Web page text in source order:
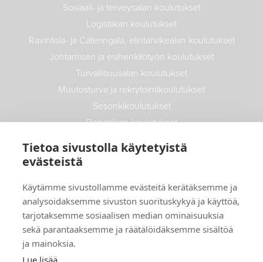
Sosiaali- ja terveysalan koulutukset
Logistiikan koulutukset
Ravintola- ja Cateringala, elintarvikealan koulutukset
Johtamisen ja esihenkilötyön koulutukset
Turvallisuusalan koulutukset
Muutosturva ja rekrytointikoulutukset
Sesonkikoulutukset
Robotiikan koulutukset
Autoalan koulutukset
Info
Uutiset
Yritys- ja opiskelijatarinat
Tietoa sivustolla käytetyistä
evästeistä
Käytämme sivustollamme evästeitä kerätäksemme ja
analysoidaksemme sivuston suorituskykyä ja käyttöä,
tarjotaksemme sosiaalisen median ominaisuuksia
sekä parantaaksemme ja räätälöidäksemme sisältöä
ja mainoksia.
Lue lisää